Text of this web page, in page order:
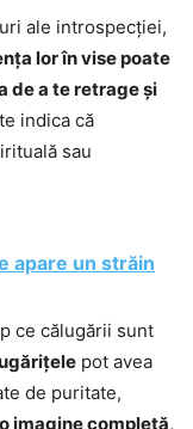
ale introspecției,
lor în vise poate
de a te retrage și
indica că
sau
apare un străin
ce călugării sunt
pot avea
de puritate,
imagine completă,